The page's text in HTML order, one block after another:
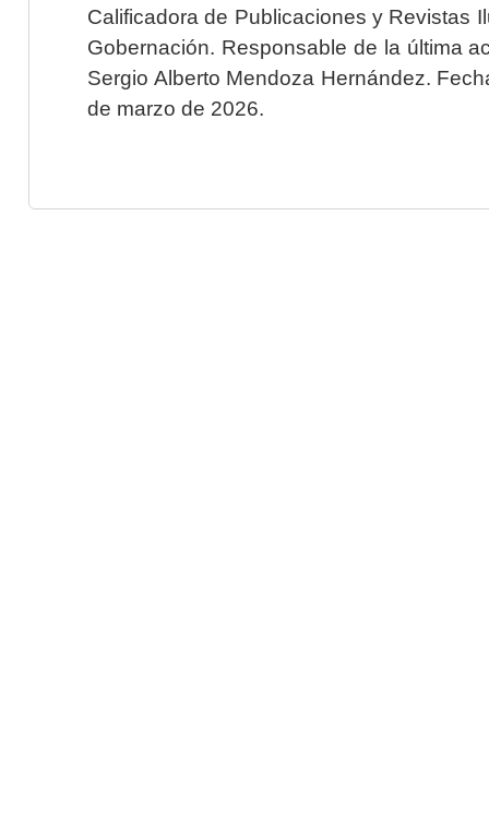
Calificadora de Publicaciones y Revistas
Gobernación. Responsable de la última
Sergio Alberto Mendoza Hernández.
de marzo de 2026.